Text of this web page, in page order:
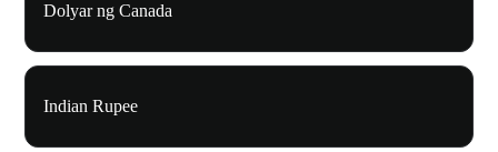
Dolyar ng Canada
Indian Rupee